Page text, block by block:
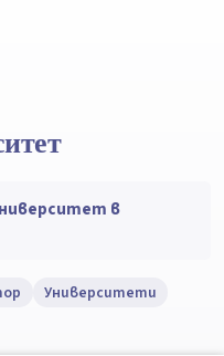
в
Университети